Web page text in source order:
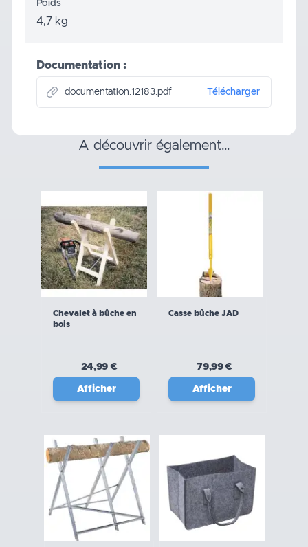
Poids
4,7 kg
Documentation :
documentation.12183.pdf Télécharger
a découvrir également…
Chevalet à bûche en
bois
24,99 €
Afficher
Casse bûche JAD
79,99 €
Afficher